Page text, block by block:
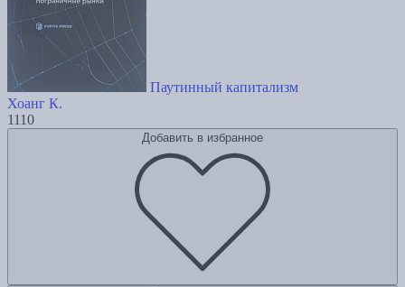
Паутинный капитализм
Хоанг К.
1110
Добавить в избранное